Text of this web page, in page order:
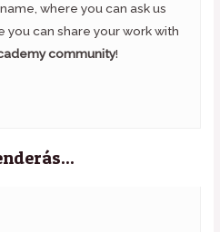
where you can ask us
you can share your work with
community!